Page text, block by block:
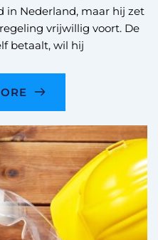
in Nederland, maar hij zet
vrijwillig voort. De
betaalt, wil hij